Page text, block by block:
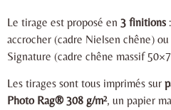
Le tirage est proposé en 3 finitions
accrocher (cadre Nielsen chêne)
Signature (cadre chêne massif
Les tirages sont tous imprimés sur
Photo Rag® 308 g/m², un papier